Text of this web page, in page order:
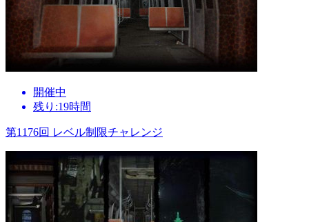
開催中
残り:19時間
第1176回 レベル制限チャレンジ